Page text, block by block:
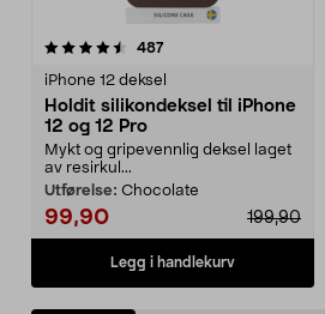
487anmeldelser
iPhone 12 deksel
Holdit silikondeksel til iPhone
12 og 12 Pro
Mykt og gripevennlig deksel laget
av resirkul...
Utførelse: Chocolate
99,90 199,90
Legg i handlekurv
4.0 av 5 stjerner